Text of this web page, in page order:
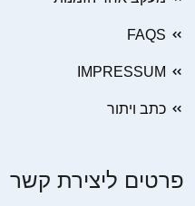
FAQS
IMPRESSUM
כתב ויתור
פרטים ליצירת קשר